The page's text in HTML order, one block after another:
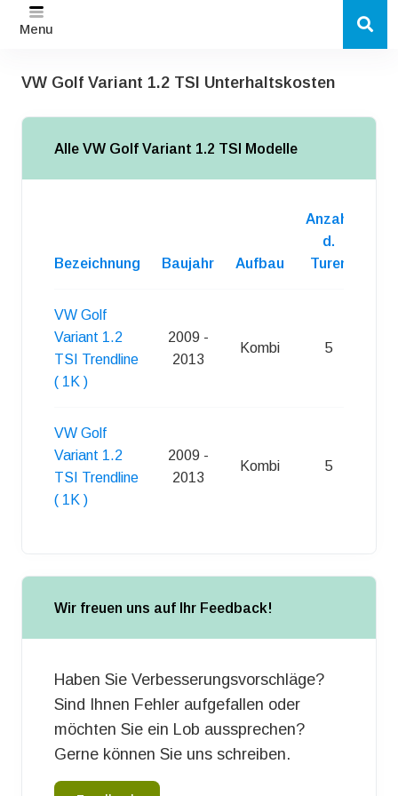
Menu
VW Golf Variant 1.2 TSI Unterhaltskosten
Alle VW Golf Variant 1.2 TSI Modelle
Bezeichnung Baujahr Aufbau
Anzahl
d.
Turen
VW Golf
Variant 1.2
TSI Trendline
( 1K )
2009 -
2013
Kombi 5
VW Golf
Variant 1.2
TSI Trendline
( 1K )
2009 -
2013
Kombi 5
Wir freuen uns auf Ihr Feedback!
Haben Sie Verbesserungsvorschläge?
Sind Ihnen Fehler aufgefallen oder
möchten Sie ein Lob aussprechen?
Gerne können Sie uns schreiben.